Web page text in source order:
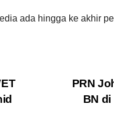
ada hingga ke akhir
PRN
BN